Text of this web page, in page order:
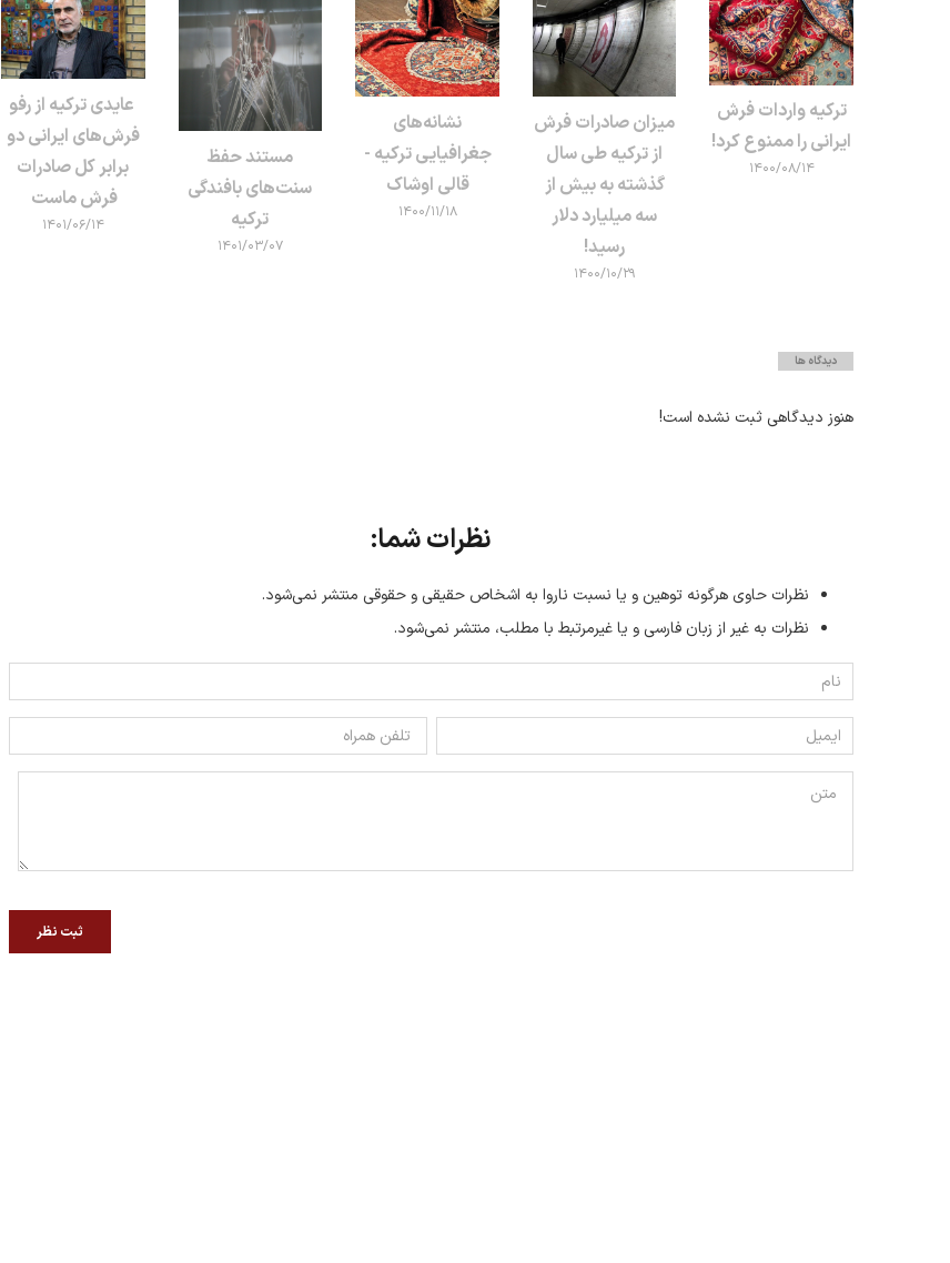
ترکیه واردات فرش
ایرانی را ممنوع کرد!
۱۴۰۰/۰۸/۱۴
میزان صادرات فرش
از ترکیه طی سال
گذشته به بیش از
سه میلیارد دلار
رسید!
۱۴۰۰/۱۰/۲۹
نشانه‌های
جغرافیایی ترکیه -
قالی اوشاک
۱۴۰۰/۱۱/۱۸
مستند حفظ
سنت‌های بافندگی
ترکیه
۱۴۰۱/۰۳/۰۷
عایدی ترکیه از رفو
فرش‌های ایرانی دو
برابر کل صادرات
فرش ماست
۱۴۰۱/۰۶/۱۴
دیدگاه ها
هنوز دیدگاهی ثبت نشده است!
نظرات شما:
نظرات حاوی هرگونه توهین و یا نسبت ناروا به اشخاص حقیقی و حقوقی منتشر نمی‌شود.
نظرات به غیر از زبان فارسی و یا غیر‌مرتبط با مطلب، منتشر نمی‌شود.
ثبت نظر